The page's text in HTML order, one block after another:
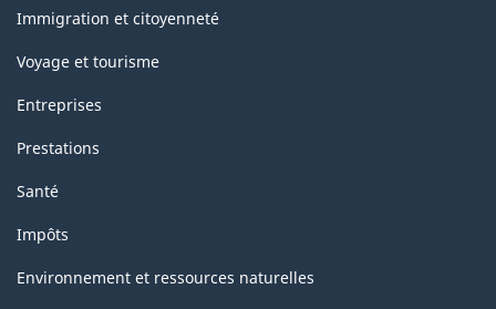
sujets
Immigration et citoyenneté
Voyage et tourisme
Entreprises
Prestations
Santé
Impôts
Environnement et ressources naturelles